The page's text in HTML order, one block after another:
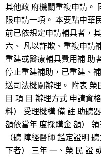
其他政 府機關重複申請。
限申請一項。 本要點中華
前已依規定申請輔具者，
六、 凡以詐欺、重複申請
重建或醫療輔具費用補 助
停止重建補助，已重建、
送司法機關辦理。 附表
目 項 目 辦理方式 申請資
料） 受理機構 備 註 助聽
額依當年 度採購金 額）
（聽 障經醫師 鑑定證明
下者） 三年 一、榮 民 證